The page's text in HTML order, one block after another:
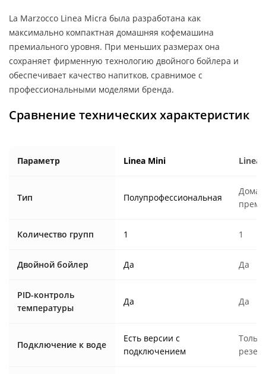
La Marzocco Linea Micra была разработана как
максимально компактная домашняя кофемашина
премиального уровня. При меньших размерах она
сохраняет фирменную технологию двойного бойлера и
обеспечивает качество напитков, сравнимое с
профессиональными моделями бренда.
Сравнение технических характеристик
Параметр Linea Mini Linea
Тип Полупрофессиональная
Количество групп 1 1
Двойной бойлер Да Да
PID-контроль
температуры
Да Да
Подключение к воде
Есть версии с
подключением
Только